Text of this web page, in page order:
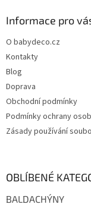
Informace pro
O babydeco.cz
Kontakty
Blog
Doprava
Obchodní podmínky
Podmínky ochrany
Zásady používání
OBLÍBENÉ
BALDACHÝNY